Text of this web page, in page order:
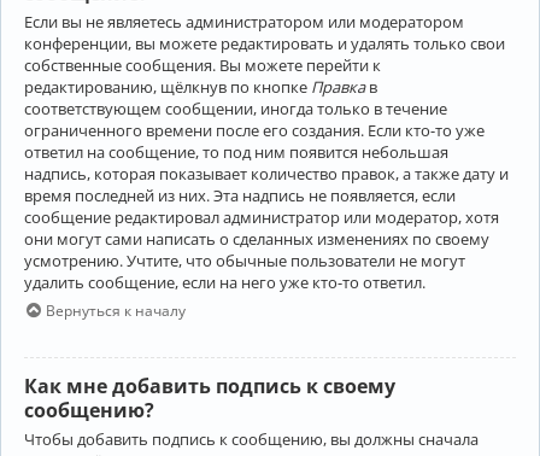
Если вы не являетесь администратором или модератором
конференции, вы можете редактировать и удалять только свои
собственные сообщения. Вы можете перейти к
редактированию, щёлкнув по кнопке Правкав
соответствующем сообщении, иногда только в течение
ограниченного времени после его создания. Если кто-то уже
ответил на сообщение, то под ним появится небольшая
надпись, которая показывает количество правок, а также дату и
время последней из них. Эта надпись не появляется, если
сообщение редактировал администратор или модератор, хотя
они могут сами написать о сделанных изменениях по своему
усмотрению. Учтите, что обычные пользователи не могут
удалить сообщение, если на него уже кто-то ответил.
Вернуться к началу
Как мне добавить подпись к своему
сообщению?
Чтобы добавить подпись к сообщению, вы должны сначала